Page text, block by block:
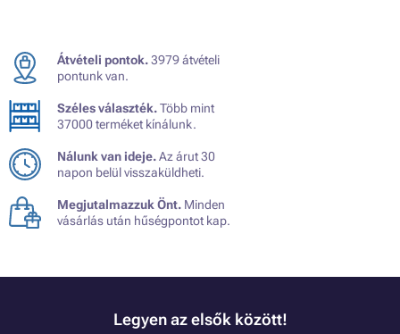
Átvételi pontok.3979 átvételi
pontunk van.
Széles választék.Több mint
37000 terméket kínálunk.
Nálunk van ideje.Az árut 30
napon belül visszaküldheti.
Megjutalmazzuk Önt. Minden
vásárlás után hűségpontot kap.
Legyen az elsők között!